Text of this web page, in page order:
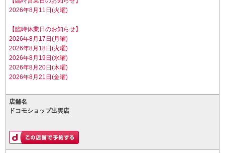
2026年8月11日(火曜)
【臨時休業日のお知らせ】
2026年8月17日(月曜)
2026年8月18日(火曜)
2026年8月19日(水曜)
2026年8月20日(木曜)
2026年8月21日(金曜)
店舗名
ドコモショップ出雲店